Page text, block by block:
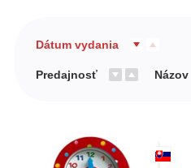
Predškoláci
Výchova a pedagogika
Všetky
Dátum vydania
Predajnosť Názov